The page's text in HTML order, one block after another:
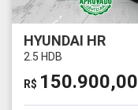
HYUNDAI HR
2.5 HDB
R$ 150.900,00